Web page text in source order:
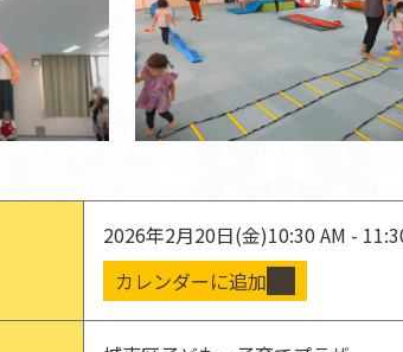
2026年2月20日(金)10:30 AM -
カレンダーに追加